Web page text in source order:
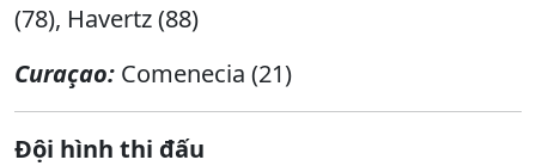
(78), Havertz (88)
Curaçao: Comenecia (21)
Đội hình thi đấu